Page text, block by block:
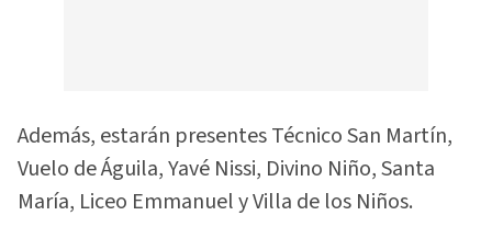
Además, estarán presentes Técnico San Martín,
Vuelo de Águila, Yavé Nissi, Divino Niño, Santa
María, Liceo Emmanuel y Villa de los Niños.